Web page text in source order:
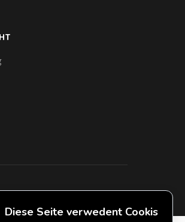
Diese Seite verwedent Cookis